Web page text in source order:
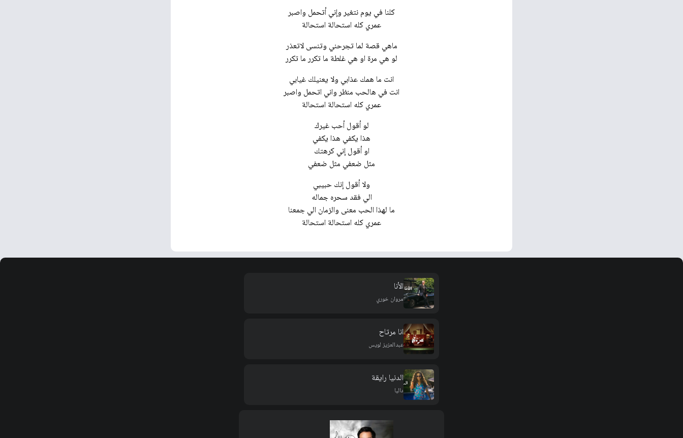
كلنا في يوم نتغير وإني أتحمل واصبر
عمري كله استحالة استحالة
ماهي قصة لما تجرحني وتنسى لاتعذر
لو هي مرة او هي غلطة ما تكرر ما تكرر
انت ما همك عذابي ولا يعنيلك غيابي
انت في هالحب منظر واني اتحمل واصبر
عمري كله استحالة استحالة
لو أقول أحب غيرك
هذا يكفي هذا يكفي
او أقول إني كرهتك
مثل ضعفي مثل ضعفي
ولا أقول إنك حبيبي
الي فقد سحره جماله
ما لهذا الحب معنى والزمان الي جمعنا
عمري كله استحالة استحالة
الأنا
مروان خوري
انا مرتاح
عبدالعزيز لويس
الدنيا رايقة
داليا